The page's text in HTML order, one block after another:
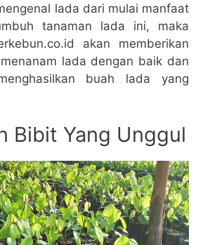
lada dari mulai manfaat
tanaman lada ini, maka
akan memberikan
lada dengan baik dan
buah lada yang
Bibit Yang Unggul